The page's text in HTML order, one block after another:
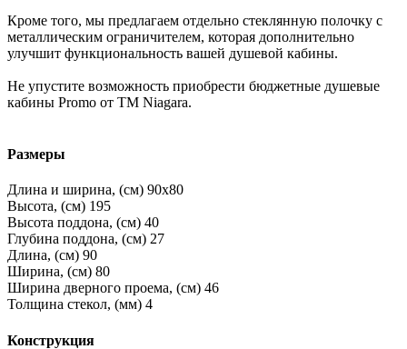
Кроме того, мы предлагаем отдельно стеклянную полочку с
металлическим ограничителем, которая дополнительно
улучшит функциональность вашей душевой кабины.
Не упустите возможность приобрести бюджетные душевые
кабины Promo от ТМ Niagara.
Размеры
Длина и ширина, (см) 90x80
Высота, (см) 195
Высота поддона, (см) 40
Глубина поддона, (см) 27
Длина, (см) 90
Ширина, (см) 80
Ширина дверного проема, (см) 46
Толщина стекол, (мм) 4
Конструкция